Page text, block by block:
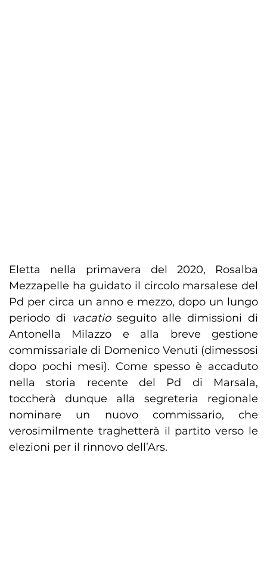
Eletta nella primavera del 2020, Rosalba
Mezzapelle ha guidato il circolo marsalese del
Pd per circa un anno e mezzo, dopo un lungo
periodo di vacatioseguito alle dimissioni di
Antonella Milazzo e alla breve gestione
commissariale di Domenico Venuti (dimessosi
dopo pochi mesi). Come spesso è accaduto
nella storia recente del Pd di Marsala,
toccherà dunque alla segreteria regionale
nominare un nuovo commissario, che
verosimilmente traghetterà il partito verso le
elezioni per il rinnovo dell’Ars.